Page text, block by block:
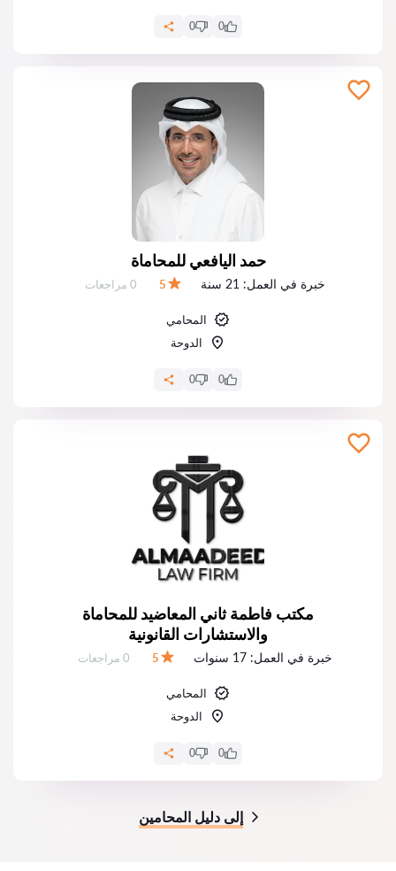
0
0
حمد اليافعي للمحاماة
خبرة في العمل: 21 سنة 5 عدد المراجعات:
0 مراجعات
المحامي
الدوحة
0
0
مكتب فاطمة ثاني المعاضيد للمحاماة
والاستشارات القانونية
خبرة في العمل: 17 سنوات 5 عدد المراجعات:
0 مراجعات
المحامي
الدوحة
0
0
إلى دليل المحامين